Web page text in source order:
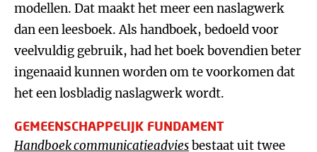
modellen. Dat maakt het meer een naslagwerk
dan een leesboek. Als handboek, bedoeld voor
veelvuldig gebruik, had het boek bovendien beter
ingenaaid kunnen worden om te voorkomen dat
het een losbladig naslagwerk wordt.
GEMEENSCHAPPELIJK FUNDAMENT
Handboek communicatieadviesbestaat uit twee